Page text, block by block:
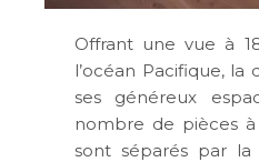
Offrant une vue à
l’océan Pacifique,
ses généreux
nombre de pièces
sont séparés par